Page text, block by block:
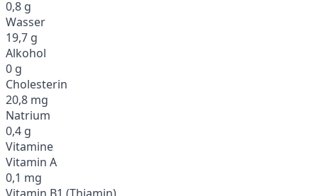
0,8 g
Wasser
19,7 g
Alkohol
0 g
Cholesterin
20,8 mg
Natrium
0,4 g
Vitamine
Vitamin A
0,1 mg